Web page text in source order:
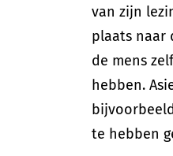
van zijn
plaats naar
de mens
hebben.
te hebben